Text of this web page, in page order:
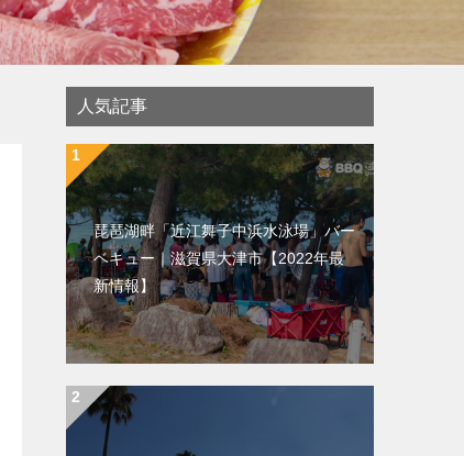
人気記事
琵琶湖畔「近江舞子中浜水泳場」バー
ベキュー｜滋賀県大津市【2022年最
新情報】